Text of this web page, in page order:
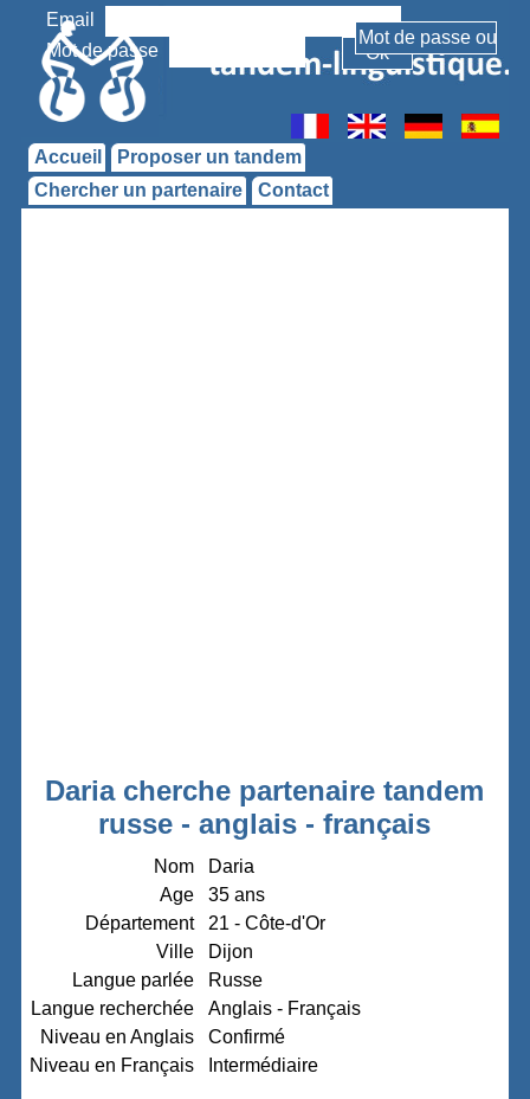
Email
Mot de passe
Accueil
Proposer un tandem
Chercher un partenaire
Contact
Daria cherche partenaire tandem
russe - anglais - français
Nom
Daria
Age
35 ans
Département
21 - Côte-d'Or
Ville
Dijon
Langue parlée
Russe
Langue recherchée
Anglais - Français
Niveau en Anglais
Confirmé
Niveau en Français
Intermédiaire